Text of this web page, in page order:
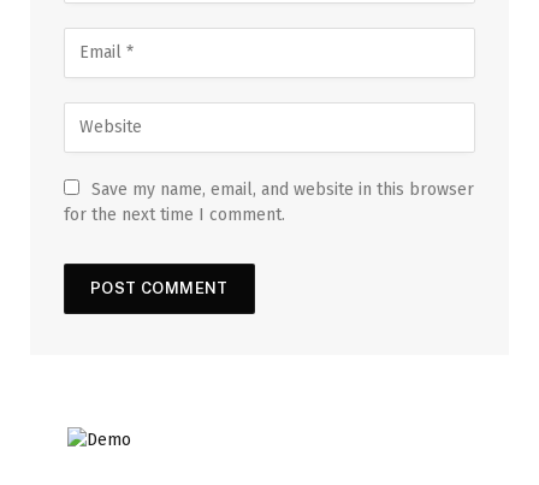
Save my name, email, and website in this browser
for the next time I comment.